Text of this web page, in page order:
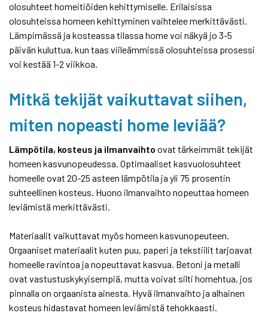
olosuhteet homeitiöiden kehittymiselle. Erilaisissa
olosuhteissa homeen kehittyminen vaihtelee merkittävästi.
Lämpimässä ja kosteassa tilassa home voi näkyä jo 3-5
päivän kuluttua, kun taas viileämmissä olosuhteissa prosessi
voi kestää 1-2 viikkoa.
Mitkä tekijät vaikuttavat siihen,
miten nopeasti home leviää?
Lämpötila, kosteus ja ilmanvaihto ovat tärkeimmät tekijät
homeen kasvunopeudessa. Optimaaliset kasvuolosuhteet
homeelle ovat 20-25 asteen lämpötila ja yli 75 prosentin
suhteellinen kosteus. Huono ilmanvaihto nopeuttaa homeen
leviämistä merkittävästi.
Materiaalit vaikuttavat myös homeen kasvunopeuteen.
Orgaaniset materiaalit kuten puu, paperi ja tekstiilit tarjoavat
homeelle ravintoa ja nopeuttavat kasvua. Betoni ja metalli
ovat vastustuskykyisempiä, mutta voivat silti homehtua, jos
pinnalla on orgaanista ainesta. Hyvä ilmanvaihto ja alhainen
kosteus hidastavat homeen leviämistä tehokkaasti.